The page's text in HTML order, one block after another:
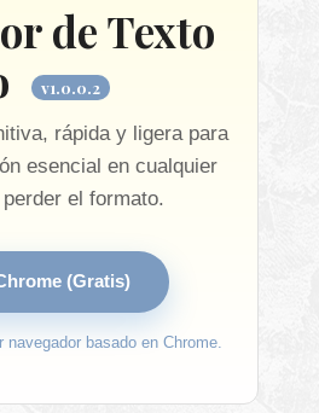
de Texto
v1.0.0.2
rápida y ligera para
esencial en cualquier
el formato.
(Gratis)
basado en Chrome.